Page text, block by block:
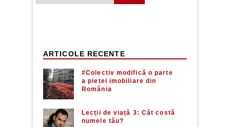
ARTICOLE RECENTE
#Colectiv modifică o parte
a pieței imobiliare din
România
Lecții de viață 3: Cât costă
numele tău?